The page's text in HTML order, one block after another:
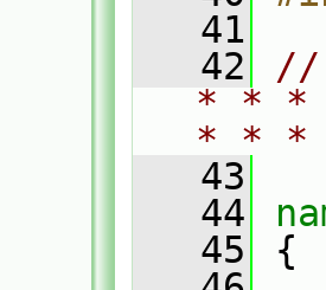
   41
   42
//
* * *
* *
   43
   44
   45
{